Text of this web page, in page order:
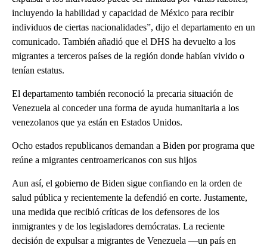
incluyendo la habilidad y capacidad de México para recibir
individuos de ciertas nacionalidades”, dijo el departamento en un
comunicado. También añadió que el DHS ha devuelto a los
migrantes a terceros países de la región donde habían vivido o
tenían estatus.
El departamento también reconoció la precaria situación de
Venezuela al conceder una forma de ayuda humanitaria a los
venezolanos que ya están en Estados Unidos.
Ocho estados republicanos demandan a Biden por programa que
reúne a migrantes centroamericanos con sus hijos
Aun así, el gobierno de Biden sigue confiando en la orden de
salud pública y recientemente la defendió en corte. Justamente,
una medida que recibió críticas de los defensores de los
inmigrantes y de los legisladores demócratas. La reciente
decisión de expulsar a migrantes de Venezuela ––un país en